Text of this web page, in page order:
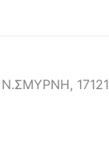
17121